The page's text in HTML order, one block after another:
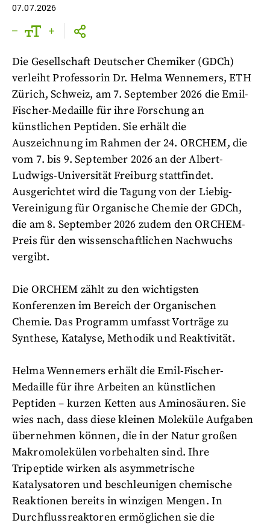
07.07.2026
Die Gesellschaft Deutscher Chemiker (GDCh)
verleiht Professorin Dr. Helma Wennemers, ETH
Zürich, Schweiz, am 7. September 2026 die Emil-
Fischer-Medaille für ihre Forschung an
künstlichen Peptiden. Sie erhält die
Auszeichnung im Rahmen der 24. ORCHEM, die
vom 7. bis 9. September 2026 an der Albert-
Ludwigs-Universität Freiburg stattfindet.
Ausgerichtet wird die Tagung von der Liebig-
Vereinigung für Organische Chemie der GDCh,
die am 8. September 2026 zudem den ORCHEM-
Preis für den wissenschaftlichen Nachwuchs
vergibt.
Die ORCHEM zählt zu den wichtigsten
Konferenzen im Bereich der Organischen
Chemie. Das Programm umfasst Vorträge zu
Synthese, Katalyse, Methodik und Reaktivität.
Helma Wennemers erhält die Emil-Fischer-
Medaille für ihre Arbeiten an künstlichen
Peptiden – kurzen Ketten aus Aminosäuren. Sie
wies nach, dass diese kleinen Moleküle Aufgaben
übernehmen können, die in der Natur großen
Makromolekülen vorbehalten sind. Ihre
Tripeptide wirken als asymmetrische
Katalysatoren und beschleunigen chemische
Reaktionen bereits in winzigen Mengen. In
Durchflussreaktoren ermöglichen sie die